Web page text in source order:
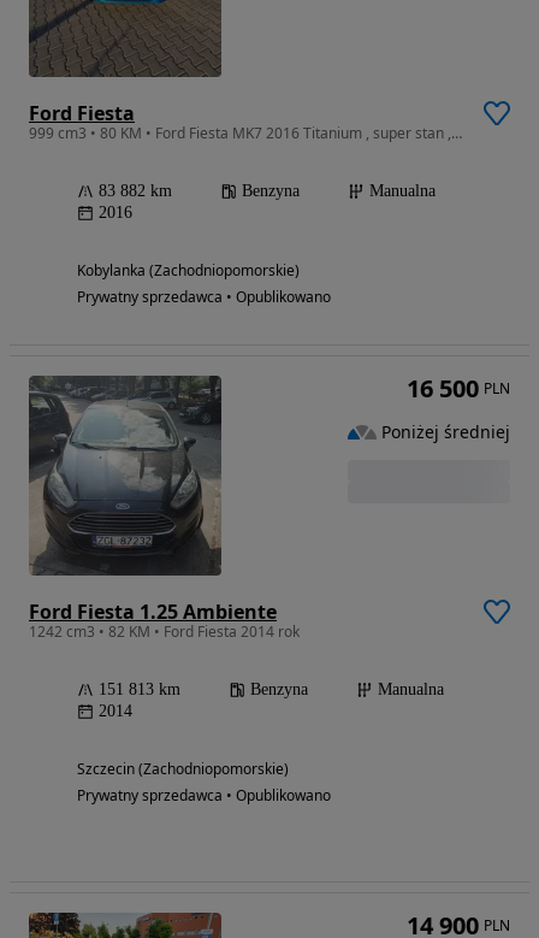
Ford Fiesta
999 cm3 • 80 KM • Ford Fiesta MK7 2016 Titanium , super stan , niski przebieg
83 882 km Benzyna
Manualna
2016
Kobylanka (Zachodniopomorskie)
Prywatny sprzedawca • Opublikowano
Ford Fiesta 1.25 Ambiente
1242 cm3 • 82 KM • Ford Fiesta 2014 rok
151 813 km Benzyna
Manualna
2014
Szczecin (Zachodniopomorskie)
Prywatny sprzedawca • Opublikowano
16 500 PLN
Poniżej średniej
14 900 PLN